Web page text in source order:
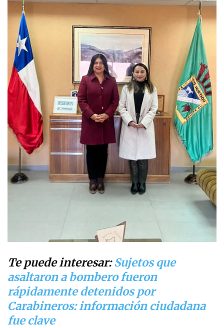
Te puede interesar:Sujetos que
asaltaron a bombero fueron
rápidamente detenidos por
Carabineros: información ciudadana
fue clave